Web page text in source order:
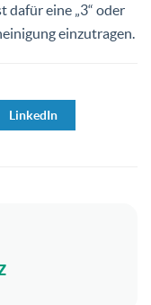
dafür eine „3“ oder
einzutragen.
LinkedIn